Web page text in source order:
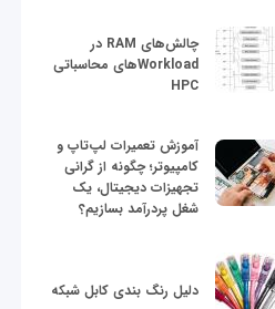
چالش‌های RAM در
Workloadهای محاسباتی
HPC
آموزش تعمیرات لپ‌تاپ و
کامپیوتر؛ چگونه از گرانی
تجهیزات دیجیتال، یک
شغل پردرآمد بسازیم؟
دلیل رنگ بندی کابل شبکه